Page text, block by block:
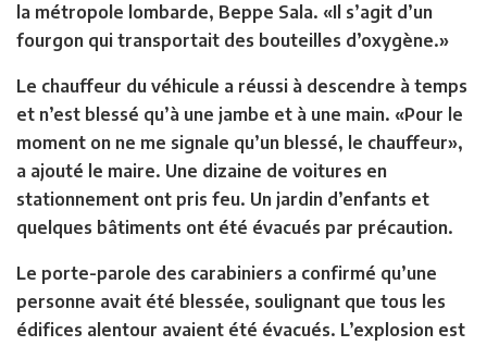
la métropole lombarde, Beppe Sala. «Il s’agit d’un
fourgon qui transportait des bouteilles d’oxygène.»
Le chauffeur du véhicule a réussi à descendre à temps
et n’est blessé qu’à une jambe et à une main. «Pour le
moment on ne me signale qu’un blessé, le chauffeur»,
a ajouté le maire. Une dizaine de voitures en
stationnement ont pris feu. Un jardin d’enfants et
quelques bâtiments ont été évacués par précaution.
Le porte-parole des carabiniers a confirmé qu’une
personne avait été blessée, soulignant que tous les
édifices alentour avaient été évacués. L’explosion est